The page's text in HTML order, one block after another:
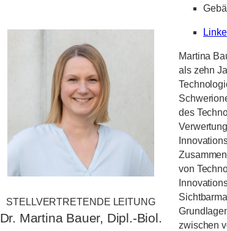
STELLVERTRETENDE LEITUNG
Dr. Martina Bauer, Dipl.-Biol.
Martina
als zehn
des
von
zwischen